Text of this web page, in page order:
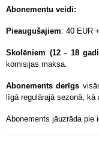
Abonementu veidi:
Pieaugušajiem: 40 EUR
Skolēniem (12 - 18
komisijas maksa.
Abonements derīgs
līgā regulārajā sezonā,
Abonements jāuzrāda pie